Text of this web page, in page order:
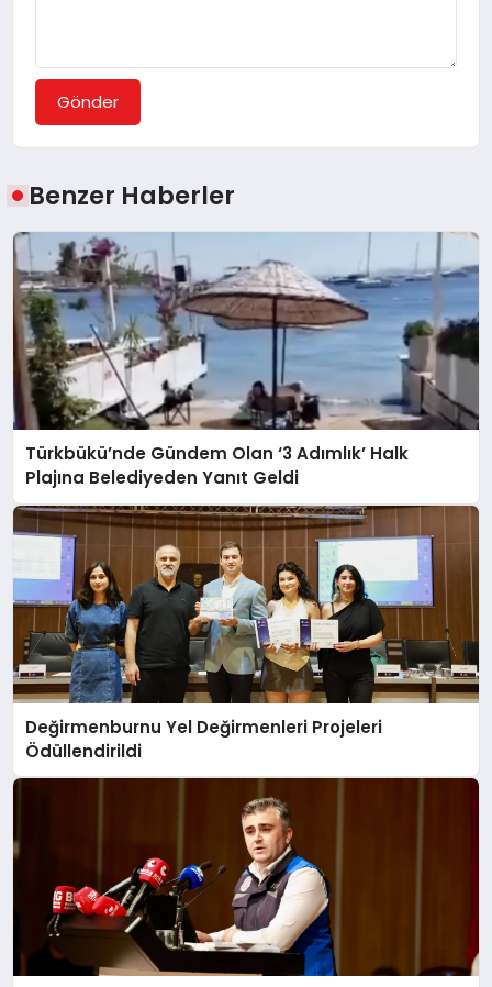
Gönder
Benzer Haberler
Türkbükü’nde Gündem Olan ‘3 Adımlık’ Halk
Plajına Belediyeden Yanıt Geldi
Değirmenburnu Yel Değirmenleri Projeleri
Ödüllendirildi